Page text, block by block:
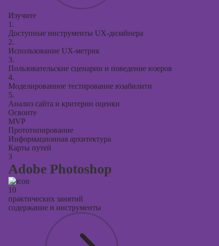
Изучите
1.
Доступные инструменты UX-дизайнера
2.
Использование UX-метрик
3.
Пользовательские сценарии и поведение юзеров
4.
Моделированное тестирование юзабилити
5.
Анализ сайта и критерии оценки
Освоите
MVP
Прототипирование
Информационная архитектура
Карты путей
3
Adobe Photoshop
10
практических занятий
содержание и инструменты